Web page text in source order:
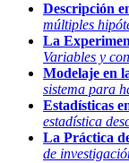
Descripción
múltiples
La
Variables y
Modelaje en
sistema para
Estadísticas
estadística
La Práctica
de